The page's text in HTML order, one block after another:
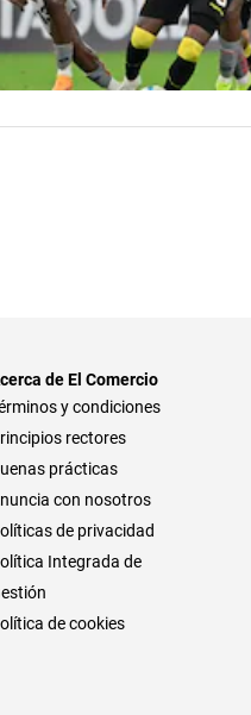
de El Comercio
y condiciones
rectores
prácticas
con nosotros
de privacidad
Integrada de
de cookies